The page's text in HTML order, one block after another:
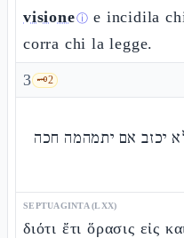
visioneⓘ e incidila
corra chi la legge.
3 🗝️2
יכזב אם יתמהמה חכה
SEPTUAGINTA (LXX)
διότι ἔτι ὅρασις εἰς